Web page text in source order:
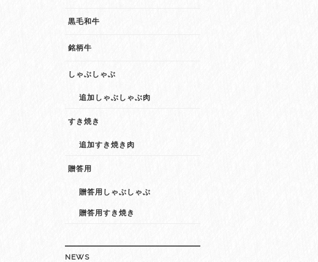
黒毛和牛
銘柄牛
しゃぶしゃぶ
追加しゃぶしゃぶ肉
すき焼き
追加すき焼き肉
贈答用
贈答用しゃぶしゃぶ
贈答用すき焼き
NEWS